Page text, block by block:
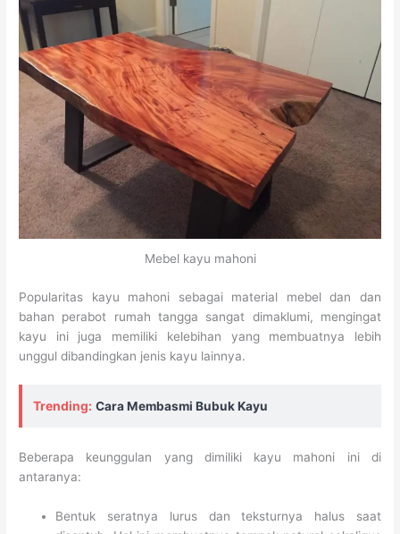
Mebel kayu mahoni
Popularitas kayu mahoni sebagai material mebel dan dan
bahan perabot rumah tangga sangat dimaklumi, mengingat
kayu ini juga memiliki kelebihan yang membuatnya lebih
unggul dibandingkan jenis kayu lainnya.
Trending: Cara Membasmi Bubuk Kayu
Beberapa keunggulan yang dimiliki kayu mahoni ini di
antaranya:
Bentuk seratnya lurus dan teksturnya halus saat